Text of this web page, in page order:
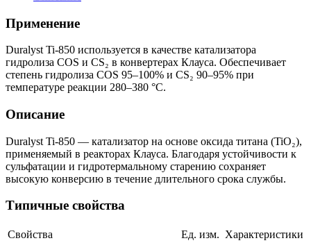
Применение
Duralyst Ti-850 используется в качестве катализатора
гидролиза COS и CS₂ в конвертерах Клауса. Обеспечивает
степень гидролиза COS 95–100% и CS₂ 90–95% при
температуре реакции 280–380 °C.
Описание
Duralyst Ti-850 — катализатор на основе оксида титана (TiO₂),
применяемый в реакторах Клауса. Благодаря устойчивости к
сульфатации и гидротермальному старению сохраняет
высокую конверсию в течение длительного срока службы.
Типичные свойства
Свойства Ед. изм. Характеристики